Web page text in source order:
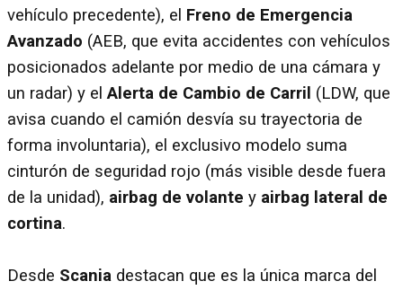
vehículo precedente), el Freno de Emergencia
Avanzado (AEB, que evita accidentes con vehículos
posicionados adelante por medio de una cámara y
un radar) y elAlerta de Cambio de Carril (LDW, que
avisa cuando el camión desvía su trayectoria de
forma involuntaria), el exclusivo modelo suma
cinturón de seguridad rojo (más visible desde fuera
de la unidad), airbag de volante y airbag lateral de
cortina.
Desde Scania destacan que es la única marca del